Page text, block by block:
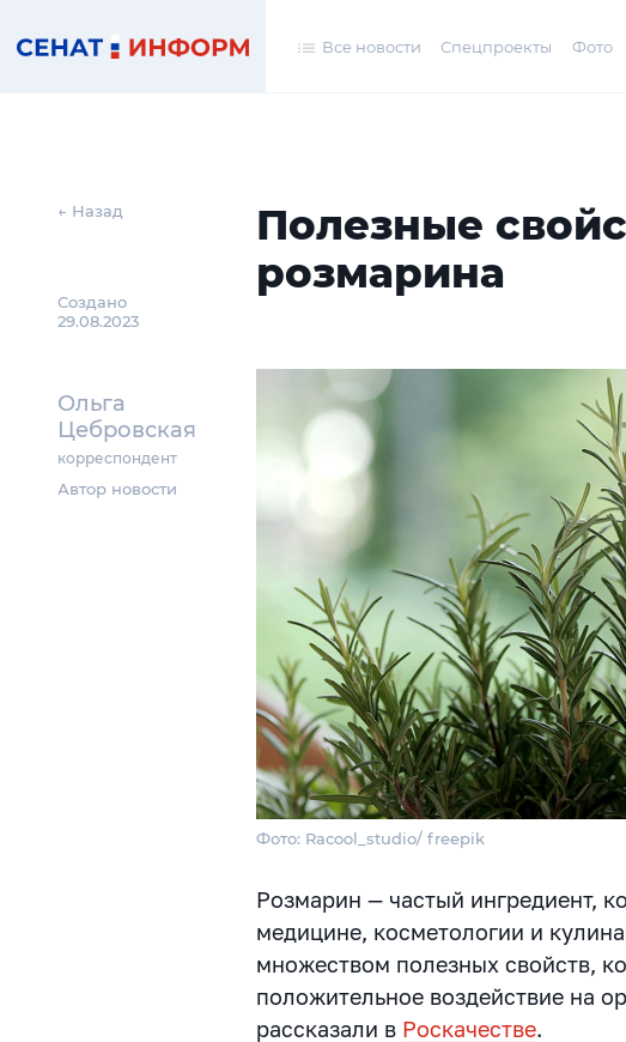
Все новости Спецпроекты Фото
← Назад
Создано
29.08.2023
Ольга
Цебровская
корреспондент
Автор новости
Полезные
розмарина
Фото: Racool_studio/ freepik
Розмарин — частый ингредиент,
медицине, косметологии и
множеством полезных свойств,
положительное воздействие на
рассказали в Роскачестве.